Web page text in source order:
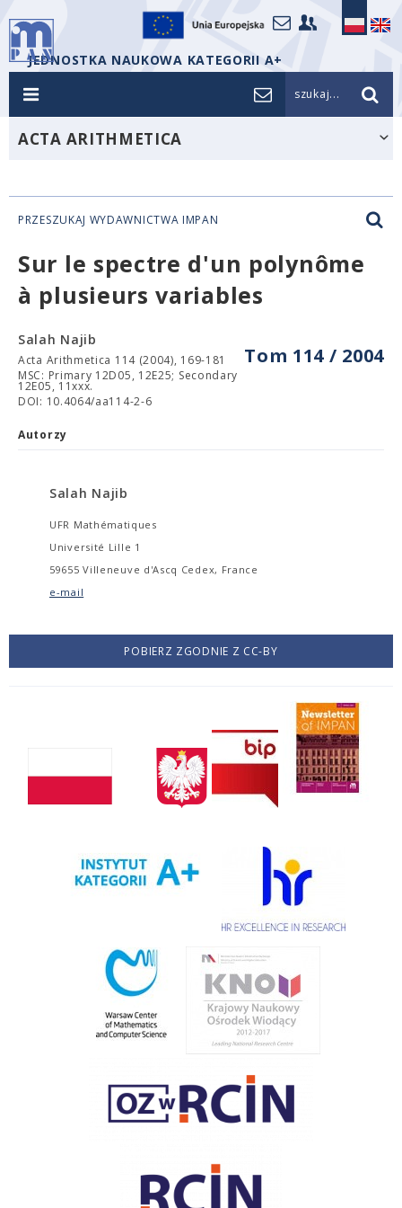
JEDNOSTKA NAUKOWA KATEGORII A+
szukaj...
ACTA ARITHMETICA
PRZESZUKAJ WYDAWNICTWA IMPAN
Sur le spectre d'un polynôme
à plusieurs variables
Tom 114 / 2004
Salah Najib
Acta Arithmetica 114 (2004), 169-181
MSC: Primary 12D05, 12E25; Secondary
12E05, 11xxx.
DOI: 10.4064/aa114-2-6
Autorzy
Salah Najib
UFR Mathématiques
Université Lille 1
59655 Villeneuve d'Ascq Cedex, France
e-mail
POBIERZ ZGODNIE Z CC-BY